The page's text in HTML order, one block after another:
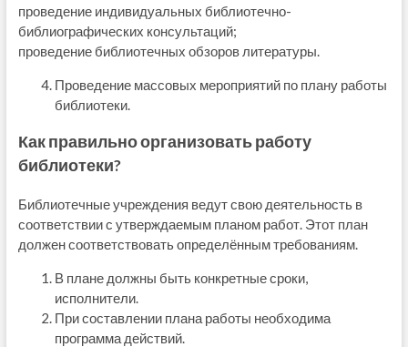
проведение индивидуальных библиотечно-
библиографических консультаций;
проведение библиотечных обзоров литературы.
Проведение массовых мероприятий по плану работы
библиотеки.
Как правильно организовать работу
библиотеки?
Библиотечные учреждения ведут свою деятельность в
соответствии с утверждаемым планом работ. Этот план
должен соответствовать определённым требованиям.
В плане должны быть конкретные сроки,
исполнители.
При составлении плана работы необходима
программа действий.